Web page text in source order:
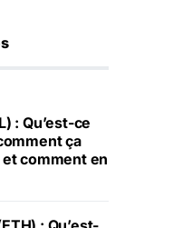
: Qu’est-ce
ça
comment en